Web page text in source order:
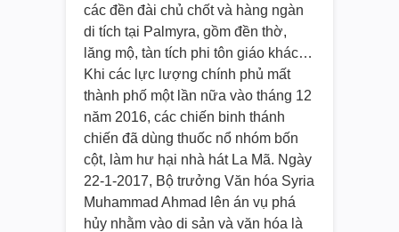
các đền đài chủ chốt và hàng ngàn
di tích tại Palmyra, gồm đền thờ,
lăng mộ, tàn tích phi tôn giáo khác…
Khi các lực lượng chính phủ mất
thành phố một lần nữa vào tháng 12
năm 2016, các chiến binh thánh
chiến đã dùng thuốc nổ nhóm bốn
cột, làm hư hại nhà hát La Mã. Ngày
22-1-2017, Bộ trưởng Văn hóa Syria
Muhammad Ahmad lên án vụ phá
hủy nhằm vào di sản và văn hóa là